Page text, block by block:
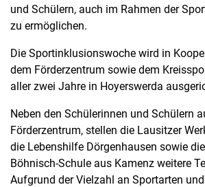
und Schülern, auch im Rahmen der
zu ermöglichen.
Die Sportinklusionswoche wird in
dem Förderzentrum sowie dem
aller zwei Jahre in Hoyerswerda
Neben den Schülerinnen und Schülern
Förderzentrum, stellen die Lausitzer
die Lebenshilfe Dörgenhausen sowie
Böhnisch-Schule aus Kamenz weitere
Aufgrund der Vielzahl an Sportarten